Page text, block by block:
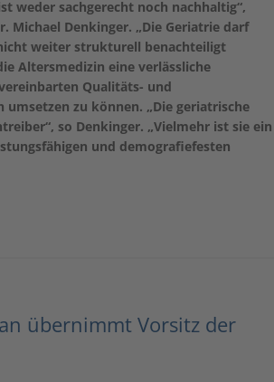
weder sachgerecht noch nachhaltig“,
Michael Denkinger. „Die Geriatrie darf
weiter strukturell benachteiligt
Altersmedizin eine verlässliche
Qualitäts- und
umsetzen zu können. „Die geriatrische
so Denkinger. „Vielmehr ist sie ein
und demografiefesten
übernimmt Vorsitz der